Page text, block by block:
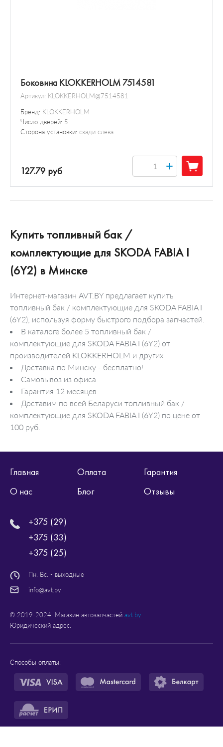
Боковина KLOKKERHOLM 7514581
Артикул: KLOKKERHOLM@7514581
Бренд: KLOKKERHOLM
Число дверей: 5
Сторона установки: сзади слева
127.79 руб +
Купить топливный бак /
комплектующие для SKODA FABIA I
(6Y2) в Минске
Интернет-магазин AVT.BY предлагает купить
топливный бак / комплектующие для SKODA FABIA I
(6Y2), используя форму быстрого подбора запчастей.
В каталоге более 5 топливный бак /
комплектующие для SKODA FABIA I (6Y2) от
производителей KLOKKERHOLM и других
Доставка по Минску - бесплатно!
Самовывоз из офиса
Гарантия 12 месяцев
Доставим по всей Беларуси топливный бак /
комплектующие для SKODA FABIA I (6Y2) по цене от
100 руб.
Главная Оплата
Гарантия
О нас
Блог Отзывы
+375 (29)
+375 (33)
+375 (25)
Пн. Вс. - выходные
info@avt.by
© 2019-2024. Магазин автозапчастей avt.by
Юридический адрес:
Способы оплаты: